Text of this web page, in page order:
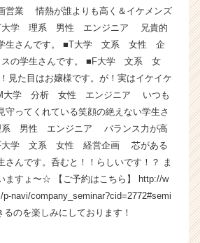
ャ
ー・
成
長
企
業
か
ら
ス
カ
ウ
ト
が
届
く
業 情熱が誰よりも高く＆イケメンズ
大学 理系 男性 エンジニア 兄貴的
学生さんです。 ■T大学 文系 女性 企
の学生さんです。 ■F大学 文系 女
た目はお嬢様です。が！実はイケイケ
大学 分析 女性 エンジニア いつも
守ってくれている笑顔の絶えない学生さ
系 男性 エンジニア バランス力が高
大学 文系 女性 経営企画 芯がある
さんです。呑むと！！らしいです！？ ま
ますょ〜☆ 【ご予約はこちら】 http://w
navi/company_seminar?cid=2772#semi
のを楽しみにしております！